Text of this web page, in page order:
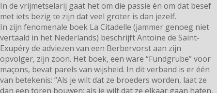
In de vrijmetselarij gaat het om die passie èn om dat besef
met iets bezig te zijn dat veel groter is dan jezelf.
In zijn fenomenale boek La Citadelle (jammer genoeg niet
vertaald in het Nederlands) beschrijft Antoine de Saint-
Exupéry de adviezen van een Berbervorst aan zijn
opvolger, zijn zoon. Het boek, een ware “Fundgrube” voor
maçons, bevat parels van wijsheid. In dit verband is er één
van betekenis: “Als je wilt dat ze broeders worden, laat ze
dan een toren bouwen; als je wilt dat ze elkaar gaan haten,